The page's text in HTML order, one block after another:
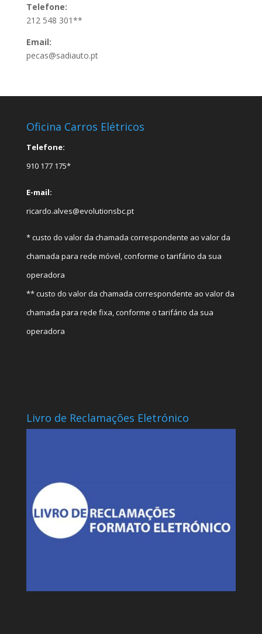
Telefone:
212 548 301**
Email:
pecas@sadiauto.pt
Oficina Carros Elétricos
Telefone:
910 177 175*
E-mail:
ricardo.alves@evolutionsbc.pt
* custo do valor da chamada correspondente ao valor da
chamada para rede móvel, conforme o tarifário da sua
operadora
** custo do valor da chamada correspondente ao valor da
chamada para rede fixa, conforme o tarifário da sua
operadora
Livro de Reclamações Eletrónico